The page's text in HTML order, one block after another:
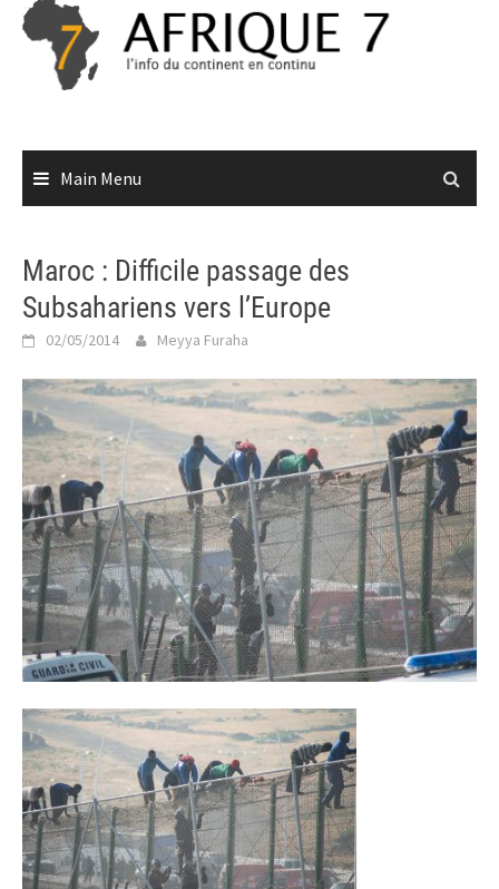
Skip
content
Main Menu
Maroc : Difficile passage des
Subsahariens vers l’Europe
02/05/2014 Meyya Furaha